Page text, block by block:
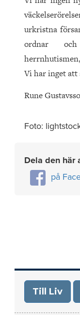
urkristna
ordnar och
Vi har inget att
Rune
Foto:
Dela den här
på
Till Liv